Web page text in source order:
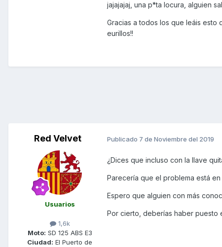
jajajajaj, una p*ta locura, alguien
Gracias a todos los que leáis
eurillos!!
Red Velvet
Usuarios
1,6k
Moto: SD 125 ABS E3
Ciudad: El Puerto de
Publicado 7 de Noviembre del 2019
¿Dices que incluso con la llave
Parecería que el problema está
Espero que alguien con más
Por cierto, deberías haber puesto